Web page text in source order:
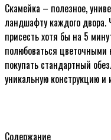
Скамейка – полезное,
ландшафту каждого
присесть хотя бы на 5
полюбоваться цветочными
покупать стандартный
уникальную конструкцию и
Содержание